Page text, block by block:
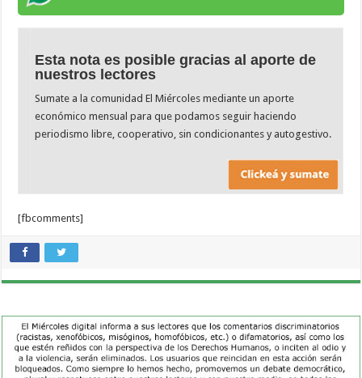
Esta nota es posible gracias al aporte de
nuestros lectores
Sumate a la comunidad El Miércoles mediante un aporte
económico mensual para que podamos seguir haciendo
periodismo libre, cooperativo, sin condicionantes y autogestivo.
[fbcomments]